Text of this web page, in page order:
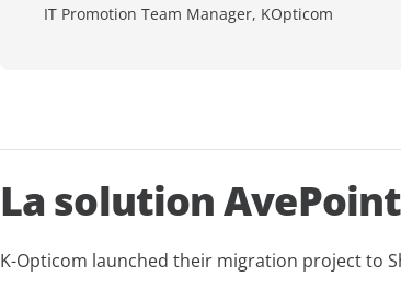
IT Promotion Team Manager, KOpticom
La solution AvePoint
K-Opticom launched their migration project to